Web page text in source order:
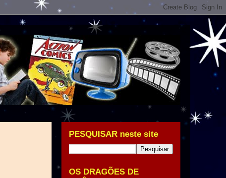
PESQUISAR neste site
OS DRAGÕES DE